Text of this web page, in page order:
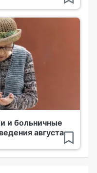
и больничные
августа